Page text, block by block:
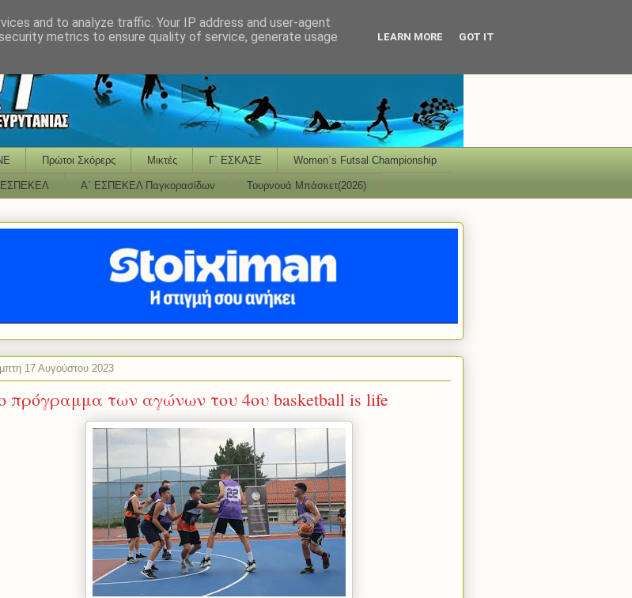
Πρώτοι Σκόρερς Μικτές Γ΄ ΕΣΚΑΣΕ Women΄s Futsal Championship
ΕΣΠΕΚΕΛ Α΄ ΕΣΠΕΚΕΛ Παγκορασίδων Τουρνουά Μπάσκετ(2026)
17 Αυγούστου 2023
πρόγραμμα των αγώνων του 4ου basketball is life
and to analyze traffic. Your IP address and user-agent
metrics to ensure quality of service, generate usage
LEARN MORE GOT IT